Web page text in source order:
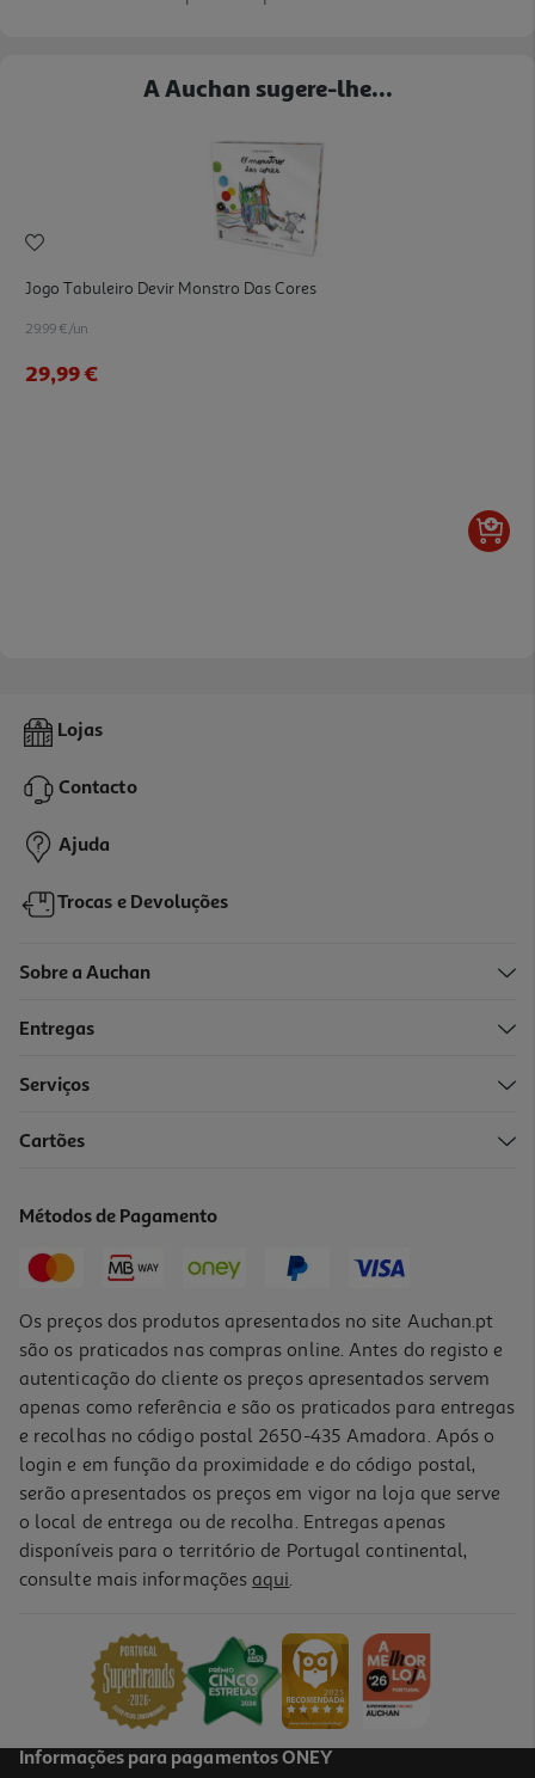
A Auchan sugere-lhe...
Jogo Tabuleiro Devir Monstro Das Cores
29.99 €/un
29,99 €
Lojas
Contacto
Ajuda
Trocas e Devoluções
Sobre a Auchan
Entregas
Serviços
Cartões
Métodos de Pagamento
Os preços dos produtos apresentados no site Auchan.pt
são os praticados nas compras online. Antes do registo e
autenticação do cliente os preços apresentados servem
apenas como referência e são os praticados para entregas
e recolhas no código postal 2650-435 Amadora. Após o
login e em função da proximidade e do código postal,
serão apresentados os preços em vigor na loja que serve
o local de entrega ou de recolha. Entregas apenas
disponíveis para o território de Portugal continental,
consulte mais informações aqui.
Informações para pagamentos ONEY